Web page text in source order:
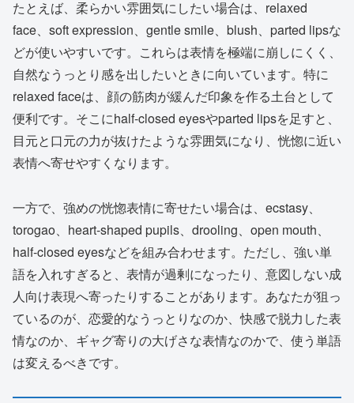
たとえば、柔らかい雰囲気にしたい場合は、relaxed
face、soft expression、gentle smile、blush、parted lipsな
どが使いやすいです。これらは表情を極端に崩しにくく、
自然なうっとり感を出したいときに向いています。特に
relaxed faceは、顔の筋肉が緩んだ印象を作る土台として
便利です。そこにhalf-closed eyesやparted lipsを足すと、
目元と口元の力が抜けたような雰囲気になり、恍惚に近い
表情へ寄せやすくなります。
一方で、強めの恍惚表情に寄せたい場合は、ecstasy、
torogao、heart-shaped pupils、drooling、open mouth、
half-closed eyesなどを組み合わせます。ただし、強い単
語を入れすぎると、表情が過剰になったり、意図しない成
人向け表現へ寄ったりすることがあります。あなたが狙っ
ているのが、恋愛的なうっとりなのか、快感で脱力した表
情なのか、ギャグ寄りの大げさな表情なのかで、使う単語
は変えるべきです。